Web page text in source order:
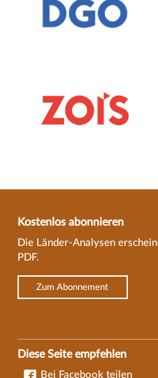
Kostenlos abonnieren
Die Länder-Analysen
PDF.
Zum Abonnement
Diese Seite empfehlen
Bei Facebook teilen